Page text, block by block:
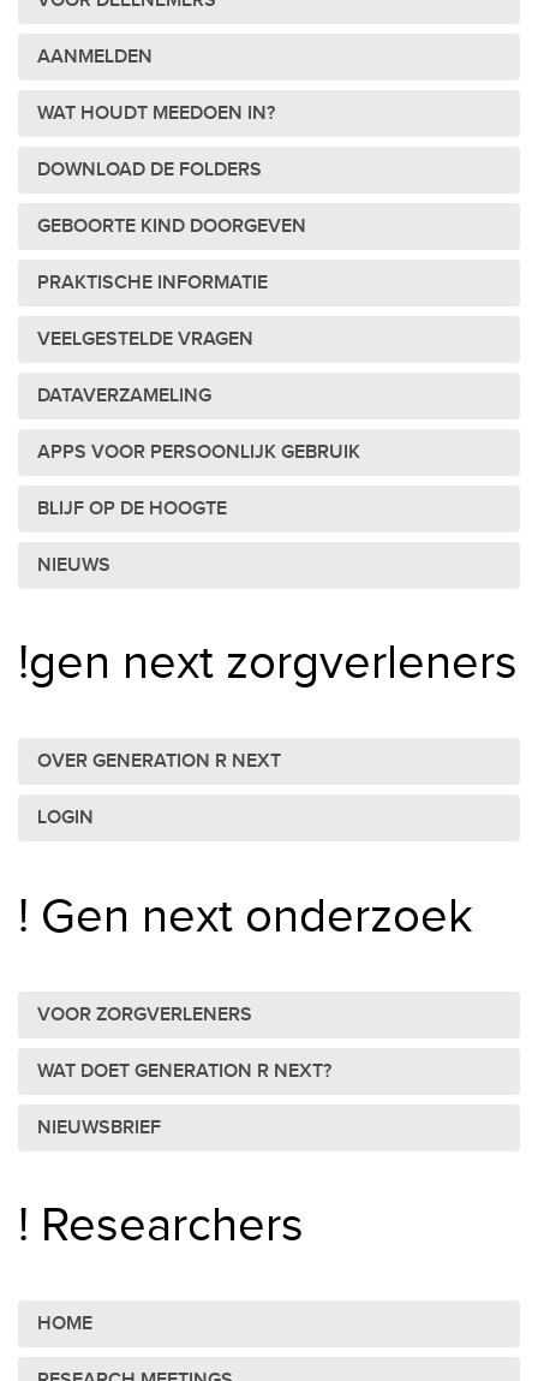
AANMELDEN
WAT HOUDT MEEDOEN IN?
DOWNLOAD DE FOLDERS
GEBOORTE KIND DOORGEVEN
PRAKTISCHE INFORMATIE
VEELGESTELDE VRAGEN
DATAVERZAMELING
APPS VOOR PERSOONLIJK GEBRUIK
BLIJF OP DE HOOGTE
NIEUWS
!gen next zorgverleners
OVER GENERATION R NEXT
LOGIN
! Gen next onderzoek
VOOR ZORGVERLENERS
WAT DOET GENERATION R NEXT?
NIEUWSBRIEF
! Researchers
HOME